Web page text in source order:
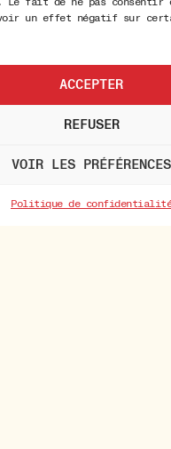
un effet négatif sur
ACCEPTER
REFUSER
VOIR LES PRÉFÉRENCES
Politique de confidentialité